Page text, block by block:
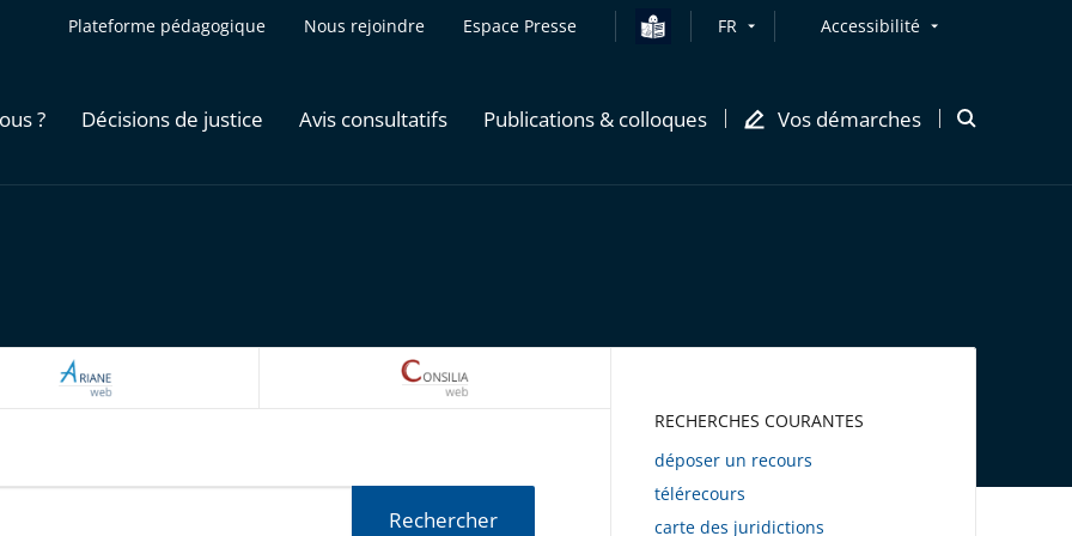
Plateforme pédagogique Nous rejoindre Espace Presse FR Accessibilité
? Décisions de justice Avis consultatifs Publications & colloques Vos démarches
Ouvrir
ARIANEWEB
Rechercher
RECHERCHES COURANTES
déposer un recours
télérecours
carte des juridictions